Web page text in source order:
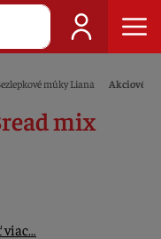
múky Liana Akciové
mix
viac…